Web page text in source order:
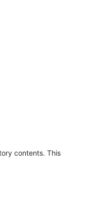
contents. This